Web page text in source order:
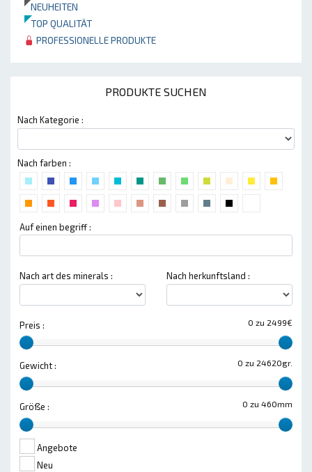
NEUHEITEN
TOP QUALITÄT
PROFESSIONELLE PRODUKTE
PRODUKTE SUCHEN
Nach Kategorie :
Nach farben :
Auf einen begriff :
Nach art des minerals : Nach herkunftsland :
0 zu 2499€
Preis :
0 zu 24620gr.
Gewicht :
0 zu 460mm
Größe :
Angebote
Neu